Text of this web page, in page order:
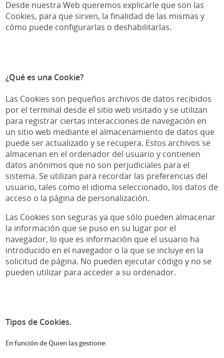
Desde nuestra Web queremos explicarle que son las
Cookies, para que sirven, la finalidad de las mismas y
cómo puede configurarlas o deshabilitarlas.
¿Qué es una Cookie?
Las Cookies son pequeños archivos de datos recibidos
por el terminal desde el sitio web visitado y se utilizan
para registrar ciertas interacciones de navegación en
un sitio web mediante el almacenamiento de datos que
puede ser actualizado y se recupera. Estos archivos se
almacenan en el ordenador del usuario y contienen
datos anónimos que no son perjudiciales para el
sistema. Se utilizan para recordar las preferencias del
usuario, tales como el idioma seleccionado, los datos de
acceso o la página de personalización.
Las Cookies son seguras ya que sólo pueden almacenar
la información que se puso en su lugar por el
navegador, lo que es información que el usuario ha
introducido en el navegador o la que se incluye en la
solicitud de página. No pueden ejecutar código y no se
pueden utilizar para acceder a su ordenador.
Tipos de Cookies.
En función de Quien las gestione: